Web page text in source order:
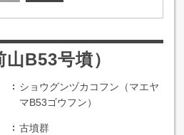
B53号墳）
ショウグンヅカコフン（マエヤ
マB53ゴウフン）
古墳群